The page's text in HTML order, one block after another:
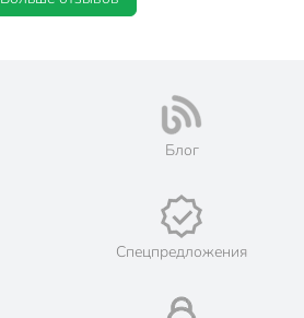
Блог
Спецпредложения